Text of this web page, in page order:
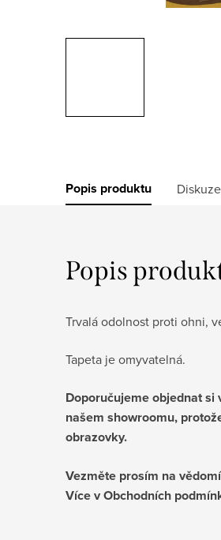
Popis produktu Diskuze
Popis
Trvalá odolnost proti ohni,
Tapeta je omyvatelná.
Doporučujeme objednat
našem showroomu,
obrazovky.
Vezměte prosím na
Více v Obchodních